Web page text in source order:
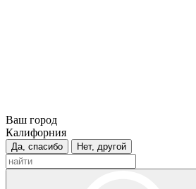
Ваш город
Калифорния
Да, спасибо Нет, другой